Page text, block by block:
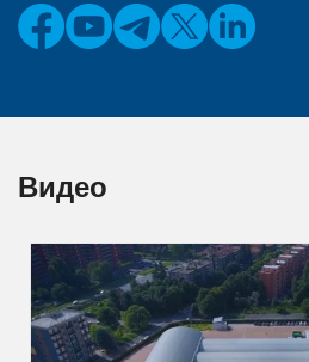
Видео